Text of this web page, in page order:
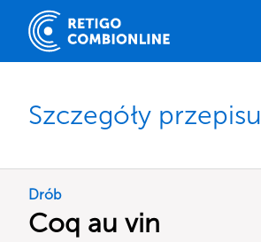
Szczegóły przepisu
Drób
Coq au vin